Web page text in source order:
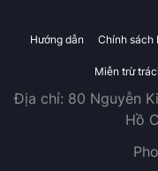
Hướng dẫn Chính sách
Miễn trừ
Địa chỉ: 80 Nguyễn
Hồ